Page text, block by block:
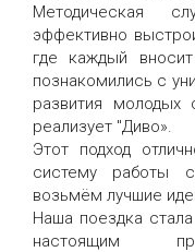
Методическая
эффективно
где каждый
познакомились с
развития молодых
реализует "Диво».
Этот подход
систему работы
возьмём лучшие
Наша поездка
настоящим